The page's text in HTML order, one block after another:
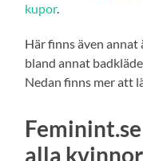
kupor.
Här finns även
bland annat
Nedan finns mer att
alla kvinnor